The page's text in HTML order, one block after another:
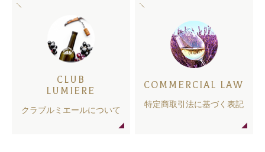
CLUB
LUMIERE
クラブルミエールについて
COMMERCIAL LAW
特定商取引法に基づく表記